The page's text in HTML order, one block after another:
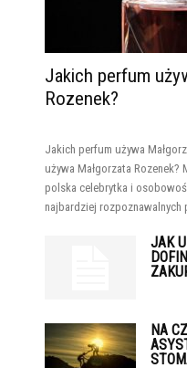
Jakich perfum
Rozenek?
Jakich perfum używa
używa Małgorzata Rozenek?
polska celebrytka i
najbardziej rozpoznawalnych
JAK
NA